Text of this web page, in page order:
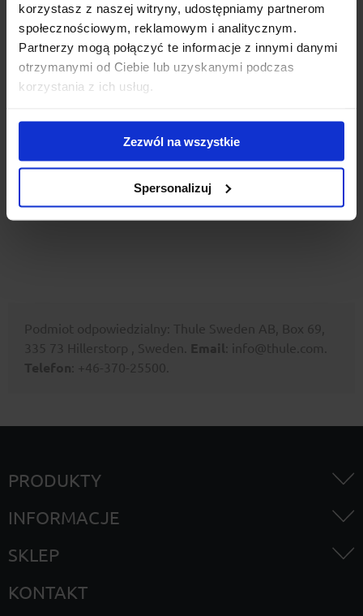
korzystasz z naszej witryny, udostępniamy partnerom
społecznościowym, reklamowym i analitycznym.
Partnerzy mogą połączyć te informacje z innymi danymi
otrzymanymi od Ciebie lub uzyskanymi podczas
korzystania z ich usług.
Zezwól na wszystkie
Spersonalizuj
Górny rowek T z Interfejsem QuickAccess umożliwia
komfortowy montaż i demontaż akcesoriów.
Specyfikacja
13527-17530
kod EAN 091021298293
SKU 711320
Podmiot odpowiedzialny: Thule Sweden AB, Box 69,
335 73 Hillerstorp , Sweden.
Email : info@thule.com.
Telefon : +46-370-25500.
PRODUKTY
INFORMACJE
SKLEP
KONTAKT